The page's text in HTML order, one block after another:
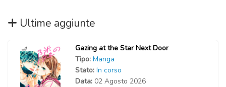
Ultime aggiunte
Gazing at the Star Next Door
Tipo: Manga
Stato: In corso
Data: 02 Agosto 2026